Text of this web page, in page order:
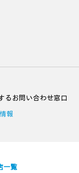
るお問い合わせ窓口
報
一覧